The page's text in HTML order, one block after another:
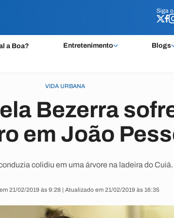
Siga o
a Boa? Entretenimento Blogs
Siga o
VIDA URBANA
Bezerra
em João
colidiu em uma árvore na ladeira do Cuiá.
21/02/2019 às 9:28 | Atualizado em 21/02/2019 às 16:35